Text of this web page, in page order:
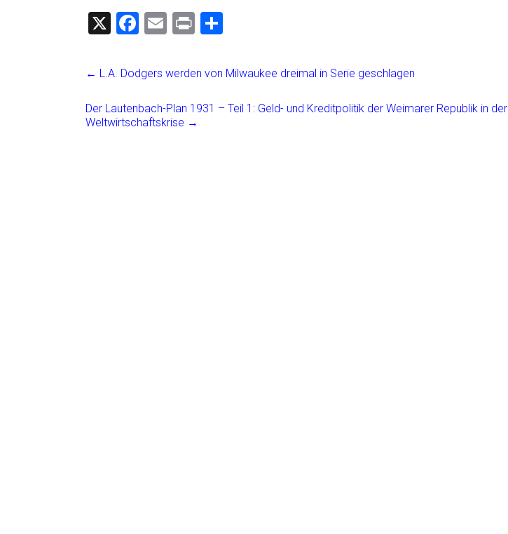
X
F
ce
o
ok
E
ai
Pr
t
e
← L.A. Dodgers werden von Milwaukee dreimal in Serie geschlagen
Der Lautenbach-Plan 1931 – Teil 1: Geld- und Kreditpolitik der Weimarer Republik in der
Weltwirtschaftskrise →